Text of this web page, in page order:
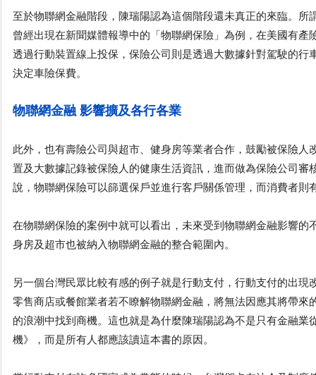
至於物聯網金融階段，陳瑞陽認為這個階段還未真正的來臨。所
曾經出現在新聞媒體報導中的「物聯網保險」為例，在美國有產
透過行動裝置線上投保，保險公司則是透過大數據針對駕駛的行
決定車險保費。
物聯網金融 影響擴及各行各業
此外，也有壽險公司與超市、健身房等業者合作，鼓勵被保險人
置及大數據記錄被保險人的健康生活資訊，進而做為保險公司審
說，物聯網保險可以篩選保戶並進行客戶關係管理，而消費者則
在物聯網保險的案例中就可以看出，未來受到物聯網金融影響的
身房及超市也被納入物聯網金融的整合範圍內。
另一個台灣民眾比較有感的例子就是行動支付，行動支付的出現
零售商店或餐館業者若不瞭解物聯網金融，將無法因應其將帶來
的浪潮中找到商機。這也就是為什麼陳瑞陽認為不是只有金融業
機》，而是所有人都應該讀這本書的原因。